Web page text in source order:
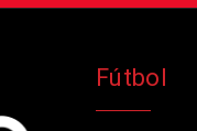
Fútbol